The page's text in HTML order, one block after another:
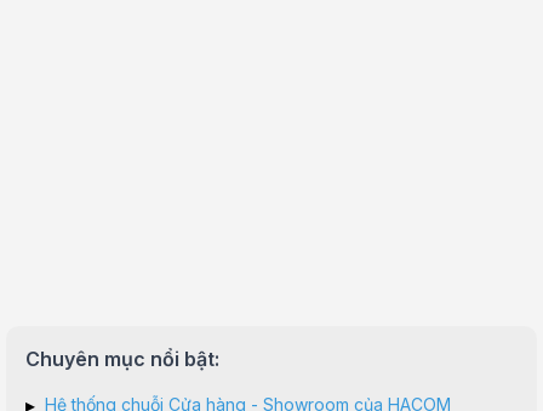
Chuyên mục nổi bật:
▸ Hệ thống chuỗi Cửa hàng - Showroom của HACOM